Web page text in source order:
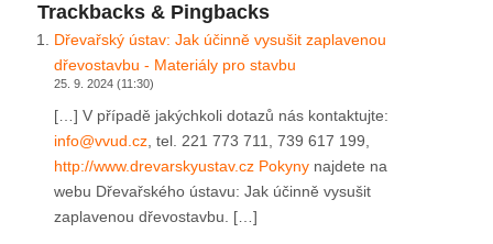
Trackbacks & Pingbacks
Dřevařský ústav: Jak účinně vysušit zaplavenou
dřevostavbu - Materiály pro stavbu
25. 9. 2024 (11:30)
[…] V případě jakýchkoli dotazů nás kontaktujte:
info@vvud.cz, tel. 221 773 711, 739 617 199,
http://www.drevarskyustav.cz Pokynynajdete na
webu Dřevařského ústavu: Jak účinně vysušit
zaplavenou dřevostavbu. […]